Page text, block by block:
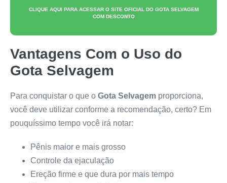
CLIQUE AQUI PARA ACESSAR O SITE OFICIAL DO GOTA SELVAGEM
COM DESCONTO
Vantagens Com o Uso do
Gota Selvagem
Para conquistar o que o Gota Selvagem proporciona,
você deve utilizar conforme a recomendação, certo? Em
pouquíssimo tempo você irá notar:
Pênis maior e mais grosso
Controle da ejaculação
Ereção firme e que dura por mais tempo